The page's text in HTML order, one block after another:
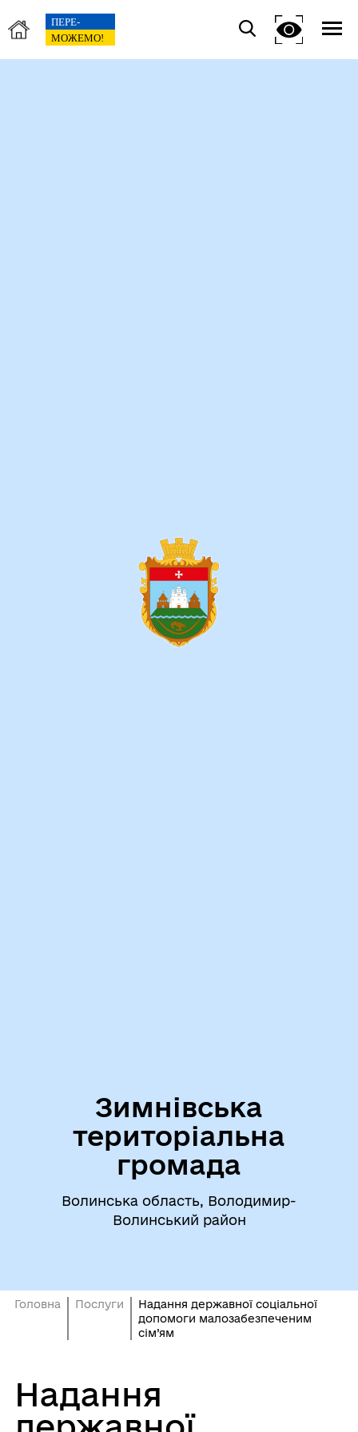
Зимнівська
територіальна
громада
Волинська область, Володимир-
Волинський район
Головна Послуги
Надання державної соціальної
допомоги малозабезпеченим
сім’ям
Надання